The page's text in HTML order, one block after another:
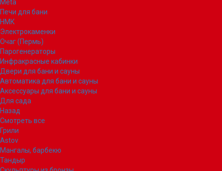
Meta
Печи для бани
НМК
Электрокаменки
Очаг (Пермь)
Парогенераторы
Инфракрасные кабинки
Двери для бани и сауны
Автоматика для бани и сауны
Аксессуары для бани и сауны
Для сада
Назад
Смотреть все
Грили
Astov
Мангалы, барбекю
Тандыр